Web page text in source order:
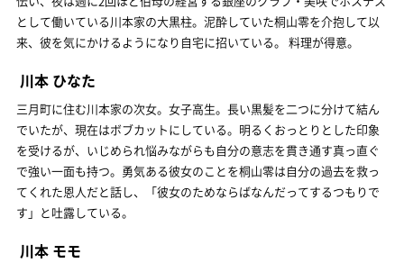
として働いている川本家の大黒柱。泥酔していた桐山零を介抱して以
来、彼を気にかけるようになり自宅に招いている。 料理が得意。
川本 ひなた
三月町に住む川本家の次女。女子高生。長い黒髪を二つに分けて結ん
でいたが、現在はボブカットにしている。明るくおっとりとした印象
を受けるが、いじめられ悩みながらも自分の意志を貫き通す真っ直ぐ
で強い一面も持つ。勇気ある彼女のことを桐山零は自分の過去を救っ
てくれた恩人だと話し、「彼女のためならばなんだってするつもりで
す」と吐露している。
川本 モモ